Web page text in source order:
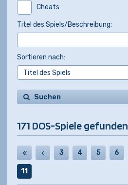
Cheats
Titel des Spiels/Beschreibung:
Sortieren nach:
Suchen
171 DOS-Spiele gefunden
3 4 5 6
11